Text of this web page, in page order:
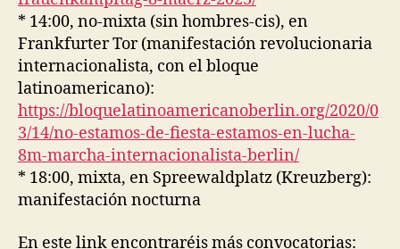
* 14:00, no-mixta (sin hombres-cis), en
Frankfurter Tor (manifestación revolucionaria
internacionalista, con el bloque
latinoamericano):
https://bloquelatinoamericanoberlin.org/2020/0
3/14/no-estamos-de-fiesta-estamos-en-lucha-
8m-marcha-internacionalista-berlin/
* 18:00, mixta, en Spreewaldplatz (Kreuzberg):
manifestación nocturna
En este link encontraréis más convocatorias: